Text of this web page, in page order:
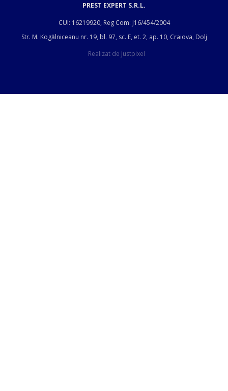
PREST EXPERT S.R.L.
CUI: 16219920, Reg Com: J16/454/2004
Str. M. Kogălniceanu nr. 19, bl. 97, sc. E, et. 2, ap. 10, Craiova, Dolj
Realizat de Justpixel